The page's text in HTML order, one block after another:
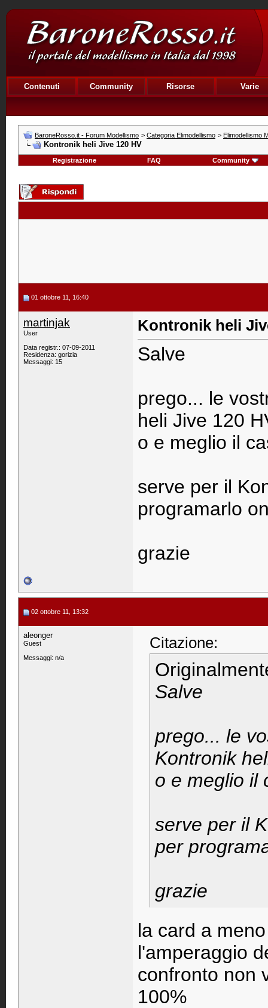
Contenuti Community Risorse Varie
BaroneRosso.it - Forum Modellismo > Categoria Elimodellismo > Elimodellismo
Kontronik heli Jive 120 HV
Registrazione FAQ Community
01 ottobre 11, 16:40
martinjak
User
Data registr.: 07-09-2011
Residenza: gorizia
Messaggi: 15
Kontronik heli
Salve
prego... le
heli Jive 120
o e meglio il
serve per il
programarlo
grazie
02 ottobre 11, 13:32
aleonger
Guest
Messaggi: n/a
Citazione:
Salve
prego... le
Kontronik
o e meglio il
serve per il
per
grazie
la card a
l'amperaggio
confronto non
100%